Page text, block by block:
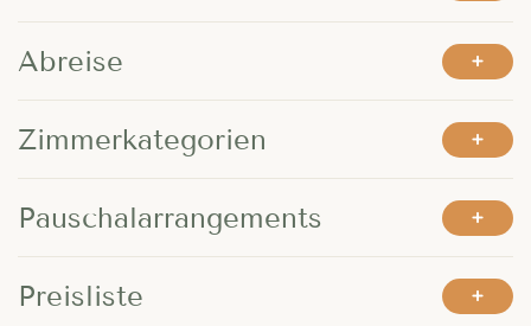
---
Abreise
Zimmerkategorien
Pauschalarrangements
Preisliste